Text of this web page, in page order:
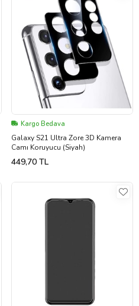
Kargo Bedava
Galaxy S21 Ultra Zore 3D Kamera
Camı Koruyucu (Siyah)
449,70 TL